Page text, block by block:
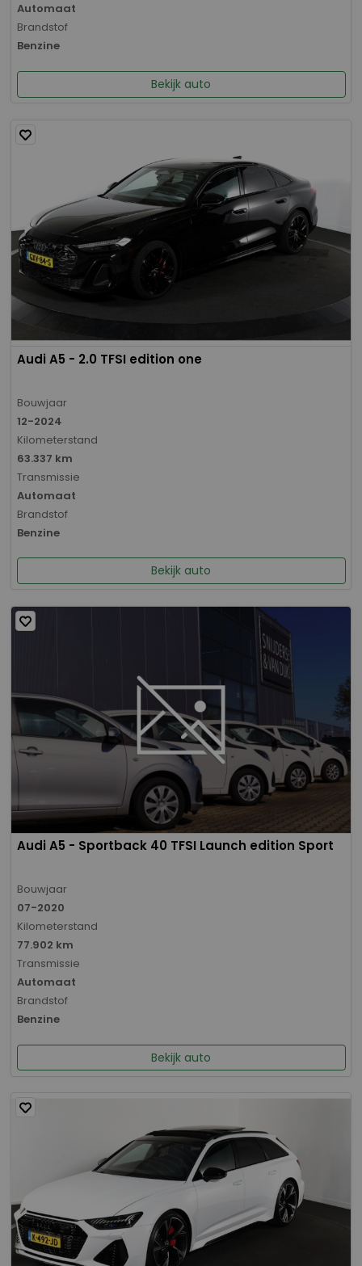
Automaat
Brandstof
Benzine
Bekijk auto
Audi A5 - 2.0 TFSI edition one
Bouwjaar
12-2024
Kilometerstand
63.337 km
Transmissie
Automaat
Brandstof
Benzine
Bekijk auto
Audi A5 - Sportback 40 TFSI Launch edition Sport
Bouwjaar
07-2020
Kilometerstand
77.902 km
Transmissie
Automaat
Brandstof
Benzine
Bekijk auto